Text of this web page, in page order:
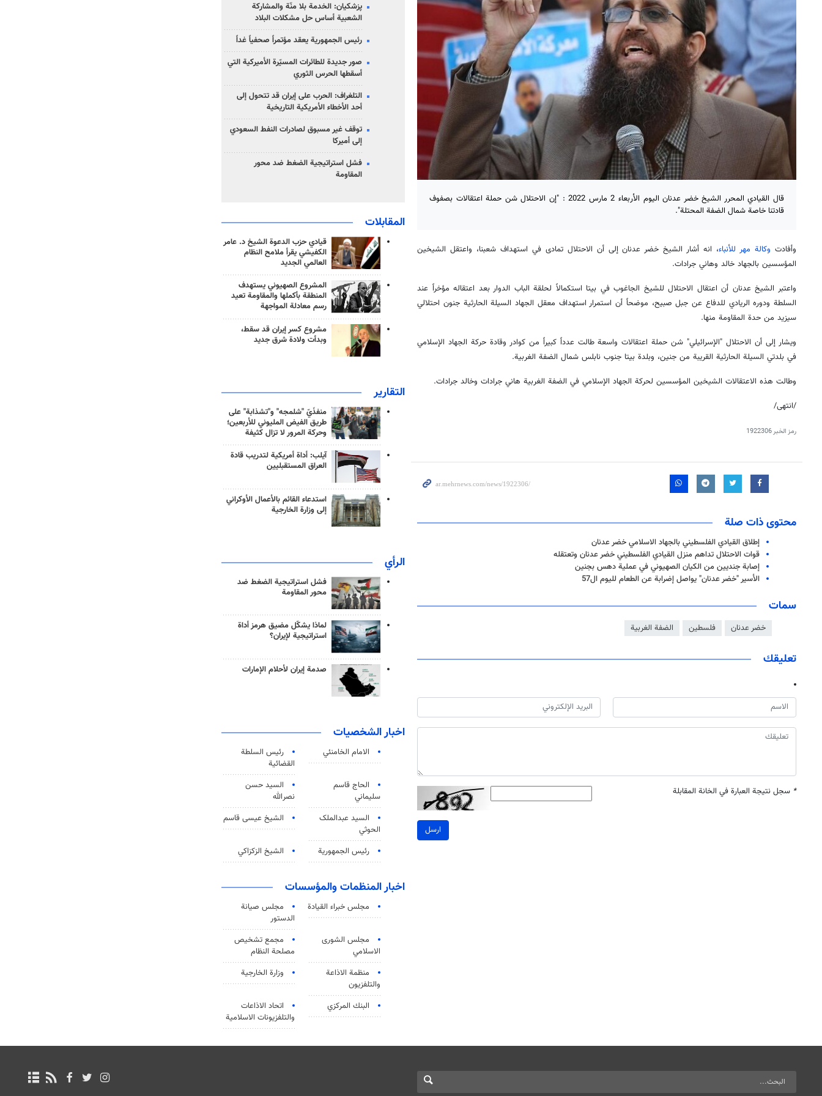
قال القيادي المحرر الشيخ خضر عدنان اليوم الأربعاء 2 مارس 2022 : "إن الاحتلال شن حملة اعتقالات بصفوف
قادتنا خاصة شمال الضفة المحتلة".
وأفادت وكالة مهر للأنباء، انه أشار الشيخ خضر عدنان إلى أن الاحتلال تمادى في استهداف شعبنا، واعتقل الشيخين
المؤسسين بالجهاد خالد وهاني جرادات.
واعتبر الشيخ عدنان أن اعتقال الاحتلال للشيخ الجاغوب في بيتا استكمالاً لحلقة الباب الدوار بعد اعتقاله مؤخراً عند
السلطة ودوره الريادي للدفاع عن جبل صبيح، موضحاً أن استمرار استهداف معقل الجهاد السيلة الحارثية جنون احتلالي
سيزيد من حدة المقاومة منها.
ويشار إلى أن الاحتلال "الإسرائيلي" شن حملة اعتقالات واسعة طالت عدداً كبيراً من كوادر وقادة حركة الجهاد الإسلامي
في بلدتي السيلة الحارثية القريبة من جنين، وبلدة بيتا جنوب نابلس شمال الضفة الغربية.
وطالت هذه الاعتقالات الشيخين المؤسسين لحركة الجهاد الإسلامي في الضفة الغربية هاني جرادات وخالد جرادات.
/انتهى/
رمز الخبر1922306
محتوى ذات صلة
إطلاق القيادي الفلسطيني بالجهاد الاسلامي خضر عدنان
قوات الاحتلال تداهم منزل القيادي الفلسطيني خضر عدنان وتعتقله
إصابة جنديين من الكيان الصهيوني في عملية دهس بجنين
الأسير "خضر عدنان" يواصل إضرابة عن الطعام لليوم ال57
سمات
خضر عدنان فلسطين الضفة الغربية
تعليقك
* سجل نتيجة العبارة في الخانة المقابلة
ارسل
پزشکیان: الخدمة بلا منّة والمشاركة
الشعبية أساس حل مشكلات البلاد
رئيس الجمهورية يعقد مؤتمراً صحفياً غداً
صور جديدة للطائرات المسيّرة الأميركية التي
أسقطها الحرس الثوري
التلغراف: الحرب على إيران قد تتحول إلى
أحد الأخطاء الأمريكية التاريخية
توقف غير مسبوق لصادرات النفط السعودي
إلى أميركا
فشل استراتيجية الضغط ضد محور
المقاومة
المقابلات
قيادي حزب الدعوة الشيخ د. عامر
الكفيشي يقرأ ملامح النظام
العالمي الجديد
المشروع الصهيوني يستهدف
المنطقة بأكملها والمقاومة تعيد
رسم معادلة المواجهة
مشروع كسر إيران قد سقط،
وبدأت ولادة شرق جديد
التقارير
منفذَيّ "شلمجه" و"تشذابة" على
طريق الفيض المليوني للأربعين؛
وحركة المرور لا تزال كثيفة
آيلب: أداة أمريكية لتدريب قادة
العراق المستقبليين
استدعاء القائم بالأعمال الأوكراني
إلى وزارة الخارجية
الرأي
فشل استراتيجية الضغط ضد
محور المقاومة
لماذا يشكّل مضيق هرمز أداة
استراتيجية لإيران؟
صدمة إيران لأحلام الإمارات
اخبار الشخصيات
الامام الخامنئي
رئیس السلطة
القضائیة
الحاج قاسم
سليماني
السيد حسن
نصرالله
السید عبدالملک
الحوثي
الشيخ عيسى قاسم
رئيس الجمهورية الشيخ الزكزاكي
اخبار المنظمات والمؤسسات
مجلس خبراء القيادة
مجلس صيانة
الدستور
مجلس الشورى
الاسلامي
مجمع تشخيص
مصلحة النظام
منظمة الاذاعة
والتلفزیون
وزارة الخارجية
البنك المركزي
اتحاد الاذاعات
والتلفزيونات الاسلامية